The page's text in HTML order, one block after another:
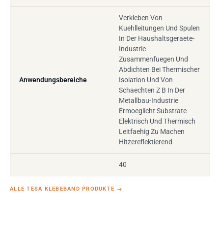
Anwendungsbereiche
Verkleben Von
Kuehlleitungen Und Spulen
In Der Haushaltsgeraete-
Industrie
Zusammenfuegen Und
Abdichten Bei Thermischer
Isolation Und Von
Schaechten Z B In Der
Metallbau-Industrie
Ermoeglicht Substrate
Elektrisch Und Thermisch
Leitfaehig Zu Machen
Hitzereflektierend
40
ALLE TESA KLEBEBAND PRODUKTE →